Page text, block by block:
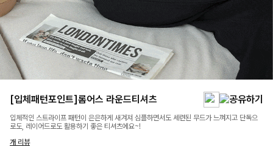
[입체패턴포인트]롬어스 라운드티셔츠
입체적인 스트라이프 패턴이 은은하게 새겨져 심플하면서도 세련된 무드가 느껴지고 단독으
로도, 레이어드로도 활용하기 좋은 티셔츠에요~!
개 리뷰